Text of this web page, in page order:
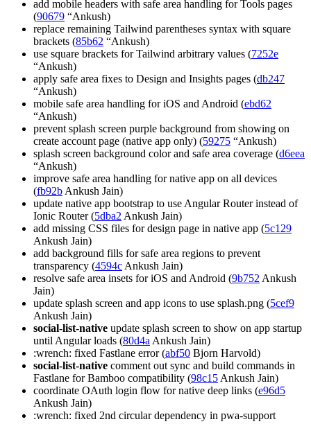
add mobile headers with safe area handling for Tools pages
(90679 “Ankush)
replace remaining Tailwind parentheses syntax with square
brackets (85b62 “Ankush)
use square brackets for Tailwind arbitrary values (7252e
“Ankush)
apply safe area fixes to Design and Insights pages (db247
“Ankush)
mobile safe area handling for iOS and Android (ebd62
“Ankush)
prevent splash screen purple background from showing on
create account page (native app only) (59275 “Ankush)
splash screen background color and safe area coverage (d6eea
“Ankush)
improve safe area handling for native app on all devices
(fb92b Ankush Jain)
update native app bootstrap to use Angular Router instead of
Ionic Router (5dba2 Ankush Jain)
add missing CSS files for design page in native app (5c129
Ankush Jain)
add background fills for safe area regions to prevent
transparency (4594c Ankush Jain)
resolve safe area insets for iOS and Android (9b752 Ankush
Jain)
update splash screen and app icons to use splash.png (5cef9
Ankush Jain)
social-list-native update splash screen to show on app startup
until Angular loads (80d4a Ankush Jain)
:wrench: fixed Fastlane error (abf50 Bjorn Harvold)
social-list-native comment out sync and build commands in
Fastlane for Bamboo compatibility (98c15 Ankush Jain)
coordinate OAuth login flow for native deep links (e96d5
Ankush Jain)
:wrench: fixed 2nd circular dependency in pwa-support